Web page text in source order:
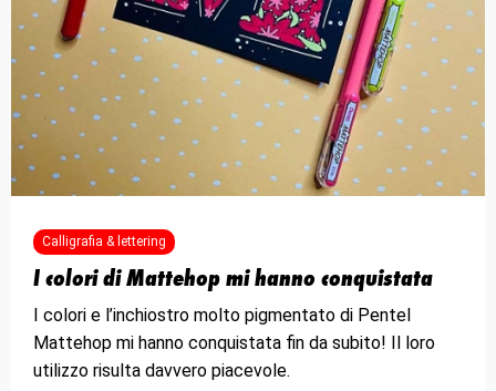
Calligrafia & lettering
I colori di Mattehop mi hanno conquistata
I colori e l’inchiostro molto pigmentato di Pentel
Mattehop mi hanno conquistata fin da subito! Il loro
utilizzo risulta davvero piacevole.